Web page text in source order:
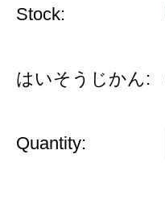
Stock:
はいそうじかん:
Quantity: